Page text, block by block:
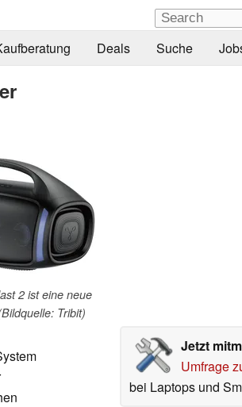
Deals Suche
2 ist eine neue
Tribit)
Jetzt
Umfrage
bei Laptops und